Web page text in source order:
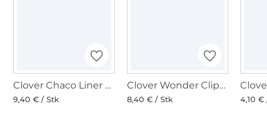
Clover Chaco Liner Stift blau
9,40 € / Stk
Clover Wonder Clips, Stoffklammern bunt, 10 Stk.
8,40 € / Stk 4,10 €